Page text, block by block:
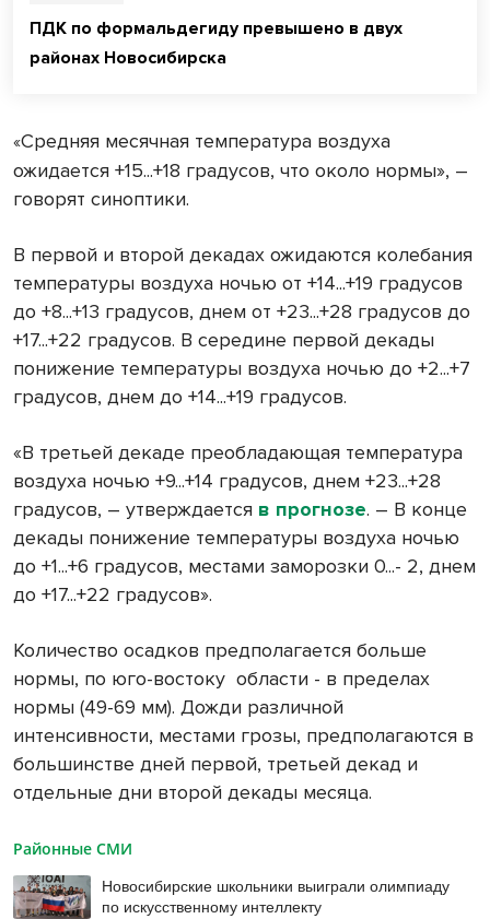
ПДК по формальдегиду превышено в двух
районах Новосибирска
«Средняя месячная температура воздуха
ожидается +15...+18 градусов, что около нормы», –
говорят синоптики.
В первой и второй декадах ожидаются колебания
температуры воздуха ночью от +14...+19 градусов
до +8...+13 градусов, днем от +23...+28 градусов до
+17...+22 градусов. В середине первой декады
понижение температуры воздуха ночью до +2...+7
градусов, днем до +14...+19 градусов.
«В третьей декаде преобладающая температура
воздуха ночью +9...+14 градусов, днем +23...+28
градусов, – утверждается в прогнозе. – В конце
декады понижение температуры воздуха ночью
до +1...+6 градусов, местами заморозки 0...- 2, днем
до +17...+22 градусов».
Количество осадков предполагается больше
нормы, по юго-востоку области - в пределах
нормы (49-69 мм). Дожди различной
интенсивности, местами грозы, предполагаются в
большинстве дней первой, третьей декад и
отдельные дни второй декады месяца.
Районные СМИ
Новосибирские школьники выиграли олимпиаду
по искусственному интеллекту